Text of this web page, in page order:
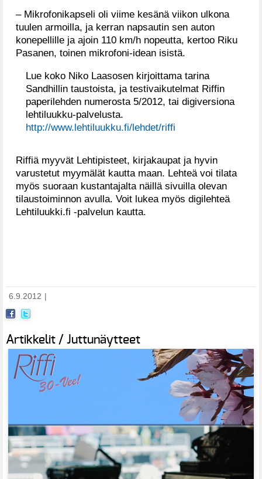
– Mikrofonikapseli oli viime kesänä viikon ulkona
tuulen armoilla, ja kerran napsautin sen auton
konepellille ja ajoin 110 km/h nopeutta, kertoo Riku
Pasanen, toinen mikrofoni-idean isistä.
Lue koko Niko Laasosen kirjoittama tarina
Sandhillin taustoista, ja testivaikutelmat Riffin
paperilehden numerosta 5/2012, tai digiversiona
lehtiluukku-palvelusta.
http://www.lehtiluukku.fi/lehdet/riffi
Riffiä myyvät Lehtipisteet, kirjakaupat ja hyvin
varustetut myymälät kautta maan. Lehteä voi tilata
myös suoraan kustantajalta näillä sivuilla olevan
tilaustoiminnon avulla. Voit lukea myös digilehteä
Lehtiluukki.fi -palvelun kautta.
6.9.2012
Artikkelit / Juttunäytteet